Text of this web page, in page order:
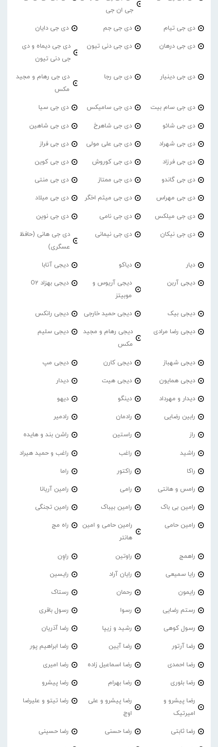
جی ان جی
دی جی تیام دی جی جم دی جی دایان
دی جی درهان دی جی دنی تیون
دی جی دیماه و دی
جی دنی تیون
دی جی دینیار دی جی رجا
دی جی رهام و مجید
مکس
دی جی سام بیت دی جی سامیکس دی جی سیا
دی جی شائو دی جی شاهرخ دی جی شاهین
دی جی شهراد دی جی علی مولی دی جی فراز
دی جی فرزاد دی جی کوروش دی جی کوین
دی جی گاندو دی جی ممتاز دی جی منتی
دی جی مهراس دی جی میثم اخگر دی جی میلاد
دی جی میلکس دی جی نامی دی جی نوین
دی جی نیکان دی جی نیمانی
دی جی هانی (حافظ
عسگری)
دیار دیاکو دیجی آتابا
دیجی آربن
دیجی آریوس و
موبیتز
دیجی بهزاد O2
دیجی بیک دیجی حمید خارجی دیجی رانکس
دیجی رضا مرادی
دیجی رهام و مجید
مکس
دیجی سلیم
دیجی شهباز دیجی کارن دیجی مپ
دیجی همایون دیجی هیت دیدار
دیدار و مهرداد دینگو دیهو
رابین رضایی رادمان رادمیر
راز راستین راشن بند و هایده
راشید راغب راغب و حمید هیراد
راکا راکتور راما
رامس و هانتی رامی رامین آریانا
رامین بی باک رامین بیباک رامین تجنگی
رامین حامی
رامین حامی و امین
هانتر
راه مج
راهمج راوتین راوِن
رایا سمیعی رایان آراد رایسین
رایمون رحمان رستاک
رستم رضایی رسوا رسول باقری
رسول کوهی رشید و زیپا رضا آذریان
رضا آرتور رضا آیین رضا ابراهیم پور
رضا احمدی رضا اسماعیل زاده رضا امیری
رضا بلوری رضا بهرام رضا پیشرو
رضا پیشرو و
امیرتیک
رضا پیشرو و علی
اوج
رضا تیتو و علیرضا
رضا ثابتی رضا حسنی رضا حسینی